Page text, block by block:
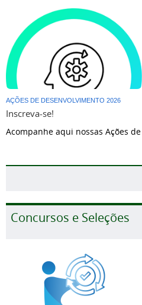
AÇÕES DE DESENVOLVIMENTO 2026
Inscreva-se!
Acompanhe aqui nossas Ações
Concursos e Seleções